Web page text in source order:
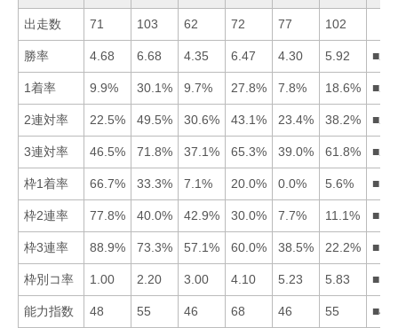
出走数 71 103 62 72 77 102
勝率 4.68 6.68 4.35 6.47 4.30 5.92
1着率 9.9% 30.1% 9.7% 27.8% 7.8% 18.6%
2連対率 22.5% 49.5% 30.6% 43.1% 23.4% 38.2%
3連対率 46.5% 71.8% 37.1% 65.3% 39.0% 61.8%
枠1着率 66.7% 33.3% 7.1% 20.0% 0.0% 5.6%
枠2連率 77.8% 40.0% 42.9% 30.0% 7.7% 11.1%
枠3連率 88.9% 73.3% 57.1% 60.0% 38.5% 22.2%
枠別コ率 1.00 2.20 3.00 4.10 5.23 5.83
能力指数 48 55 46 68 46 55